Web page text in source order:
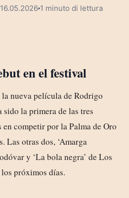
16.05.2026 1 minuto di lettura
en el festival
la nueva película de Rodrigo
sido la primera de las tres
competir por la Palma de Oro
Las otras dos, ‘Amarga
y ‘La bola negra’ de Los
próximos días.